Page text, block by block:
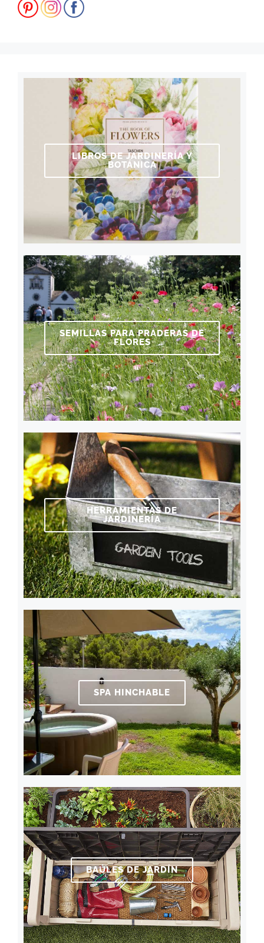
LIBROS DE JARDINERÍA Y
BOTÁNICA
SEMILLAS PARA PRADERAS DE
FLORES
HERRAMIENTAS DE
JARDINERÍA
SPA HINCHABLE
BAÚLES DE JARDÍN